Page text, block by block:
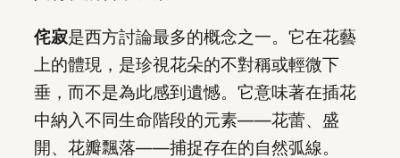
侘寂是西方討論最多的概念之一。它在花藝
上的體現，是珍視花朵的不對稱或輕微下
垂，而不是為此感到遺憾。它意味著在插花
中納入不同生命階段的元素——花蕾、盛
開、花瓣飄落——捕捉存在的自然弧線。